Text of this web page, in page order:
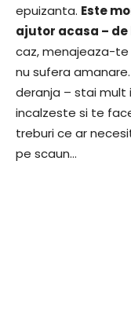
epuizanta. Este
ajutor acasa –
caz, menajeaza-
nu sufera
deranja – stai mult
incalzeste si te
treburi ce ar
pe scaun…